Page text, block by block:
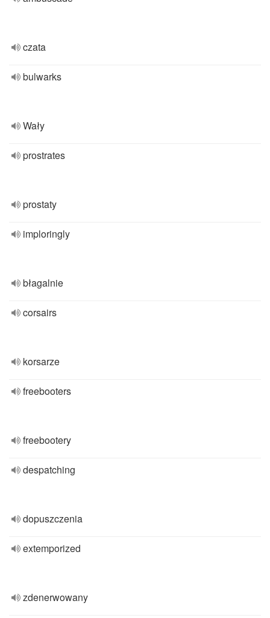
czata
bulwarks
Wały
prostrates
prostaty
imploringly
błagalnie
corsairs
korsarze
freebooters
freebootery
despatching
dopuszczenia
extemporized
zdenerwowany